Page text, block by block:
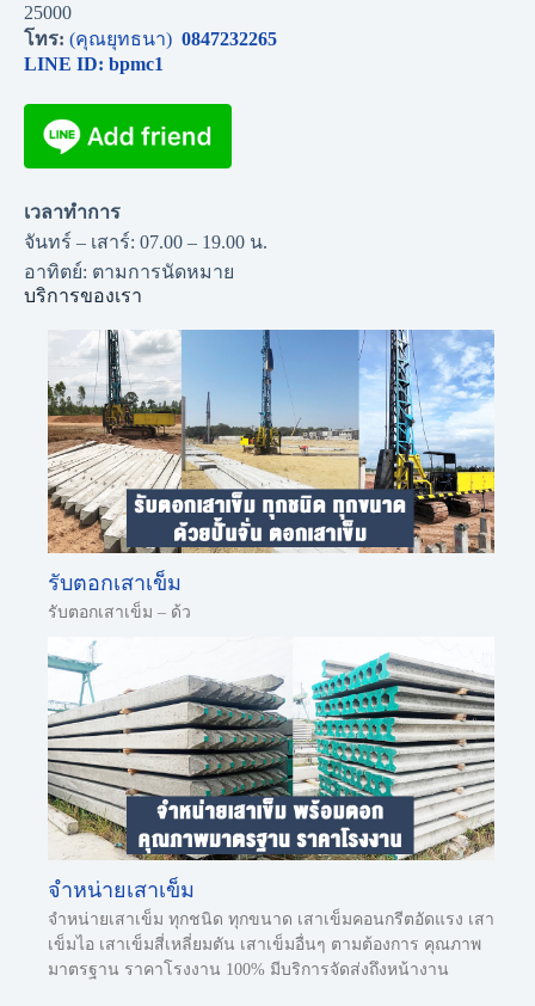
25000
โทร: (คุณยุทธนา) 0847232265
LINE ID: bpmc1
เวลาทำการ
จันทร์ – เสาร์: 07.00 – 19.00 น.
อาทิตย์: ตามการนัดหมาย
บริการของเรา
รับตอกเสาเข็ม
รับตอกเสาเข็ม – ด้ว
จำหน่ายเสาเข็ม
จำหน่ายเสาเข็ม ทุกชนิด ทุกขนาด เสาเข็มคอนกรีตอัดแรง เสา
เข็มไอ เสาเข็มสี่เหลี่ยมตัน เสาเข็มอื่นๆ ตามต้องการ คุณภาพ
มาตรฐาน ราคาโรงงาน 100% มีบริการจัดส่งถึงหน้างาน